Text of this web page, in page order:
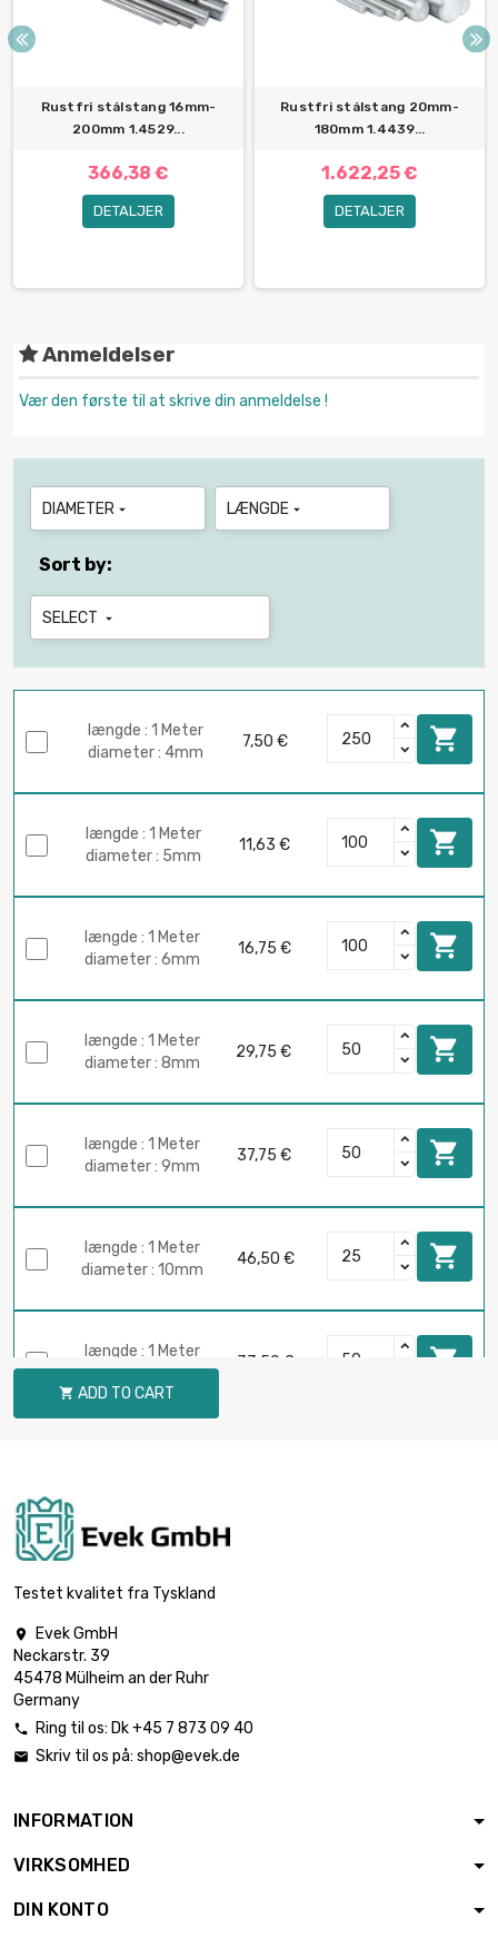
Rustfri stålstang 16mm-
200mm 1.4529...
366,38 €
DETALJER
Rustfri stålstang 20mm-
180mm 1.4439...
1.622,25 €
DETALJER
Anmeldelser
Vær den første til at skrive din anmeldelse !
DIAMETER  LÆNGDE 
Sort by:
SELECT 
længde : 1 Meter
diameter : 4mm
7,50 € 
længde : 1 Meter
diameter : 5mm
11,63 € 
længde : 1 Meter
diameter : 6mm
16,75 € 
længde : 1 Meter
diameter : 8mm
29,75 € 
længde : 1 Meter
diameter : 9mm
37,75 € 
længde : 1 Meter
diameter : 10mm
46,50 € 
længde : 1 Meter
diameter : 12mm
33,50 € 
længde : 1 Meter
diameter : 15mm
længde : 1 Meter
længde : 1 Meter
 ADD TO CART
Testet kvalitet fra Tyskland

Evek GmbH
Neckarstr. 39
45478 Mülheim an der Ruhr
Germany
 Ring til os: Dk +45 7 873 09 40
 Skriv til os på: shop@evek.de
INFORMATION
VIRKSOMHED
DIN KONTO